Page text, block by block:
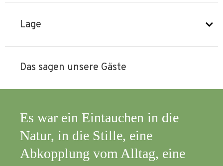
Lage
Das sagen unsere Gäste
Es war ein Eintauchen in die
Natur, in die Stille, eine
Abkopplung vom Alltag, eine